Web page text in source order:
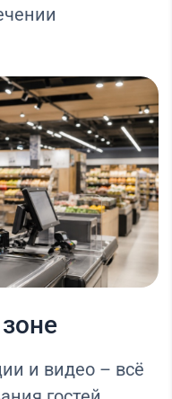
и видео – всё